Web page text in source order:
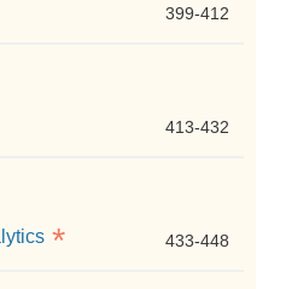
399-412
413-432
* 433-448